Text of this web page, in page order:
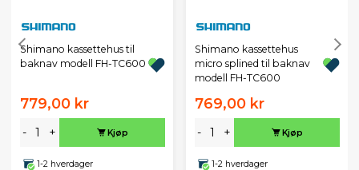
Shimano kassettehus til
baknav modell FH-TC600
779,00 kr
- + Kjøp
1-2 hverdager
Shimano kassettehus
micro splined til baknav
modell FH-TC600
769,00 kr
- + Kjøp
1-2 hverdager